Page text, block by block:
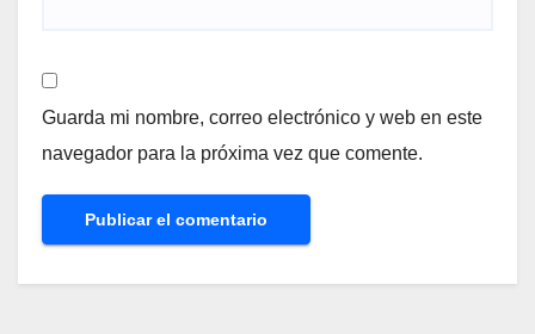
Guarda mi nombre, correo electrónico y web en este
navegador para la próxima vez que comente.